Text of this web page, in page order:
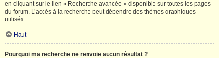
en cliquant sur le lien « Recherche avancée » disponible sur toutes les pages
du forum. L’accès à la recherche peut dépendre des thèmes graphiques
utilisés.
Haut
Pourquoi ma recherche ne renvoie aucun résultat ?